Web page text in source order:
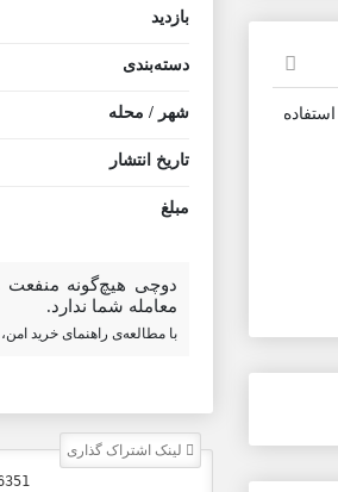
بازدید
دسته‌بندی
شهر / محله
تاریخ انتشار
مبلغ
دوچی هیچ‌گونه منفعت
معامله شما ندارد.
با مطالعه‌ی راهنمای خرید
لینک اشتراک گذاری